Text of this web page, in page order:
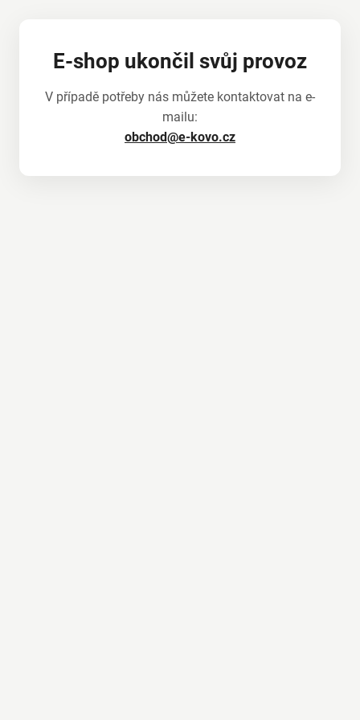
E-shop ukončil svůj provoz
V případě potřeby nás můžete kontaktovat na e-
mailu:
obchod@e-kovo.cz